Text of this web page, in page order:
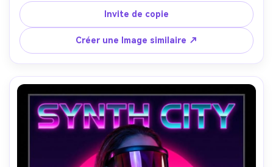
eux, un éclairage blanc frais et bleu électrique, une grille
d'affiche propre de style suisse, une typographie fine
lisant "Systèmes neuronaux", prise sur Sony A1, objectif
50 mm, détails de peau ultra-réels, réflexions nettes,
atmosphère éditoriale de technologie moderne-AR 4:5
Invite de copie
Créer une Image similaire ↗